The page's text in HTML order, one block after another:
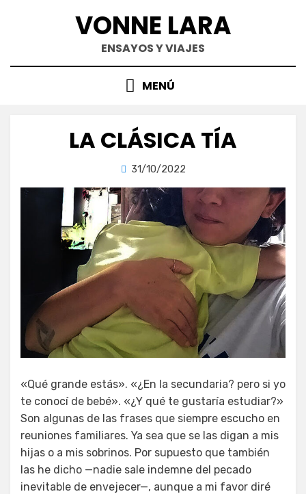
VONNE LARA
ENSAYOS Y VIAJES
MENÚ
LA CLÁSICA TÍA
porvonnelara
Publicada
31/10/2022
«Qué grande estás». «¿En la secundaria? pero si yo
te conocí de bebé». «¿Y qué te gustaría estudiar?»
Son algunas de las frases que siempre escucho en
reuniones familiares. Ya sea que se las digan a mis
hijas o a mis sobrinos. Por supuesto que también
las he dicho —nadie sale indemne del pecado
inevitable de envejecer—, aunque a mi favor diré